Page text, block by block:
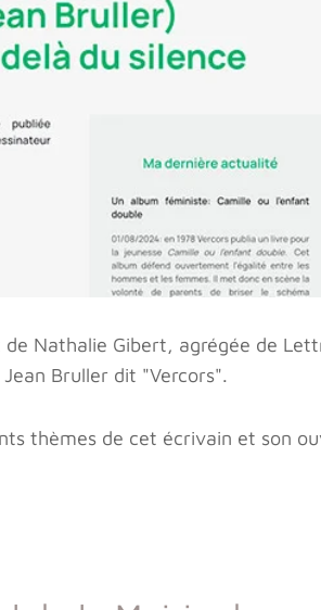
Nathalie Gibert, agrégée de
Bruller dit "Vercors".
thèmes de cet écrivain et son